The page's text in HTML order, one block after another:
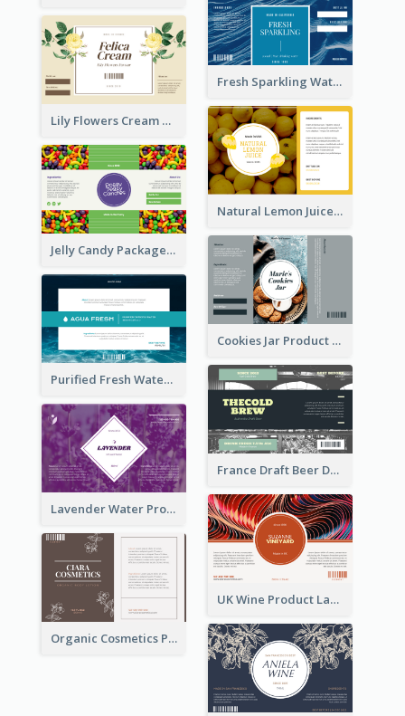
Fresh Sparkling Water Label
Lily Flowers Cream Product Label
Natural Lemon Juice Label
Jelly Candy Package Label
Cookies Jar Product Label
Purified Fresh Water Drink Label
France Draft Beer Drink Label
Lavender Water Product Label
UK Wine Product Label
Organic Cosmetics Product Label